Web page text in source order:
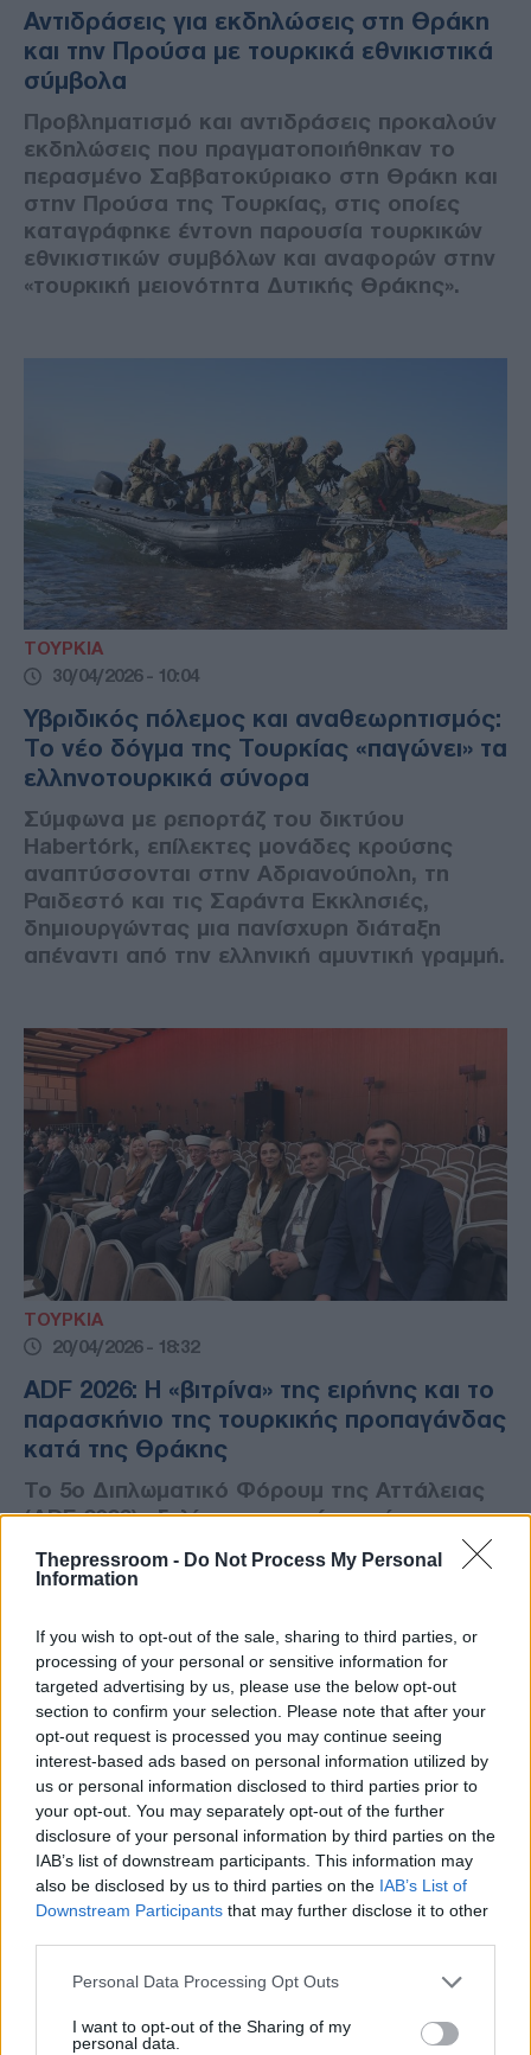
Thepressroom - Do Not Process My Personal
Information
If you wish to opt-out of the sale, sharing to third parties, or
processing of your personal or sensitive information for
targeted advertising by us, please use the below opt-out
section to confirm your selection. Please note that after your
opt-out request is processed you may continue seeing
interest-based ads based on personal information utilized by
us or personal information disclosed to third parties prior to
your opt-out. You may separately opt-out of the further
disclosure of your personal information by third parties on the
IAB’s list of downstream participants. This information may
also be disclosed by us to third parties on the IAB’s List of
Downstream Participants that may further disclose it to other
Please note that this website/app uses one or more Google
not limited to your visit or usage behaviour. You may click to
grant or deny consent to Google and its third-party tags to
Personal Data Processing Opt Outs
I want to opt-out of the Sharing of my
personal data.
Αντιδράσεις για εκδηλώσεις στη Θράκη
και την Προύσα με τουρκικά εθνικιστικά
σύμβολα
Προβληματισμό και αντιδράσεις προκαλούν
εκδηλώσεις που πραγματοποιήθηκαν το
περασμένο Σαββατοκύριακο στη Θράκη και
στην Προύσα της Τουρκίας, στις οποίες
καταγράφηκε έντονη παρουσία τουρκικών
εθνικιστικών συμβόλων και αναφορών στην
«τουρκική μειονότητα Δυτικής Θράκης».
ΤΟΥΡΚΙΑ
30/04/2026 - 10:04
Υβριδικός πόλεμος και αναθεωρητισμός:
Το νέο δόγμα της Τουρκίας «παγώνει» τα
ελληνοτουρκικά σύνορα
Σύμφωνα με ρεπορτάζ του δικτύου
Habertürk, επίλεκτες μονάδες κρούσης
αναπτύσσονται στην Αδριανούπολη, τη
Ραιδεστό και τις Σαράντα Εκκλησιές,
δημιουργώντας μια πανίσχυρη διάταξη
απέναντι από την ελληνική αμυντική γραμμή.
ΤΟΥΡΚΙΑ
20/04/2026 - 18:32
ADF 2026: Η «βιτρίνα» της ειρήνης και το
παρασκήνιο της τουρκικής προπαγάνδας
κατά της Θράκης
Το 5ο Διπλωματικό Φόρουμ της Αττάλειας
(ADF 2026) εξελίσσεται σε ένα κρίσιμο
οποία, εν μέσω της παγκόσμιας ανησυχίας
αυτοπαρουσιαστεί ως ο απόλυτος εγγυητής
της σταθερότητας στην περιοχή.
ΠΟΛΙΤΙΚΗ
09/04/2026 - 14:21